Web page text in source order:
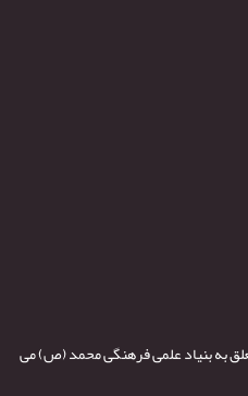
متعلق به بنیاد علمی فرهنگی محمد (ص) می